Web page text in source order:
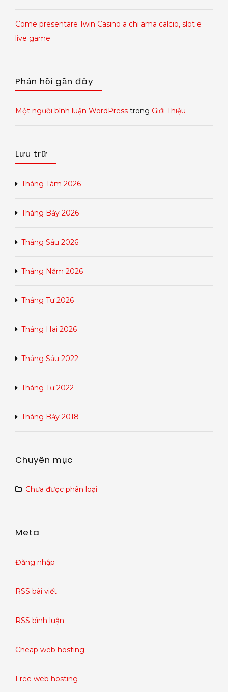
Come presentare 1win Casino a chi ama calcio, slot e
live game
Phản hồi gần đây
Một người bình luận WordPress trong Giới Thiệu
Lưu trữ
Tháng Tám 2026
Tháng Bảy 2026
Tháng Sáu 2026
Tháng Năm 2026
Tháng Tư 2026
Tháng Hai 2026
Tháng Sáu 2022
Tháng Tư 2022
Tháng Bảy 2018
Chuyên mục
Chưa được phân loại
Meta
Đăng nhập
RSS bài viết
RSS bình luận
Cheap web hosting
Free web hosting